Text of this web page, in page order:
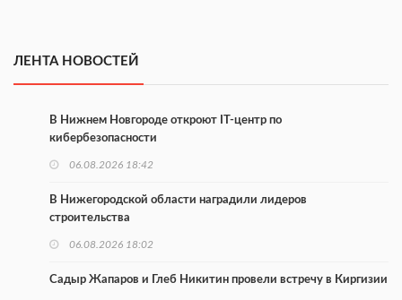
ЛЕНТА НОВОСТЕЙ
В Нижнем Новгороде откроют IT-центр по
кибербезопасности
06.08.2026 18:42
В Нижегородской области наградили лидеров
строительства
06.08.2026 18:02
Садыр Жапаров и Глеб Никитин провели встречу в Киргизии